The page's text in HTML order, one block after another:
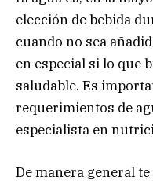
elección de bebida
cuando no sea
en especial si lo que
saludable. Es
requerimientos de
especialista en
De manera general